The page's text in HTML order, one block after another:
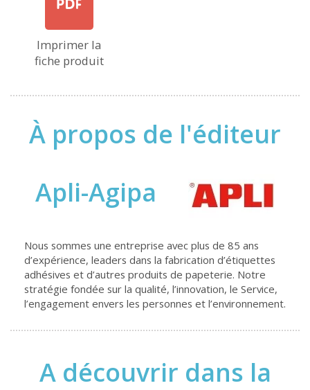
Imprimer la
fiche produit
À propos de l'éditeur
Apli-Agipa
Nous sommes une entreprise avec plus de 85 ans
d’expérience, leaders dans la fabrication d’étiquettes
adhésives et d’autres produits de papeterie. Notre
stratégie fondée sur la qualité, l’innovation, le Service,
l’engagement envers les personnes et l’environnement.
A découvrir dans la